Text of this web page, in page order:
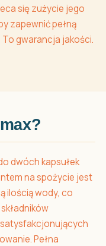
się zużycie jego
zapewnić pełną
gwarancja jakości.
dwóch kapsułek
na spożycie jest
ilością wody, co
Pełna